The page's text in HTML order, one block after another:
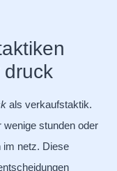
als verkaufstaktik.
wenige stunden oder
im netz. Diese